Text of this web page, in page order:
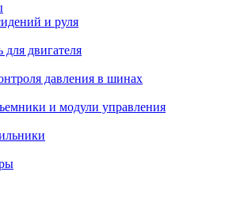
и руля
для двигателя
давления в шинах
и модули управления